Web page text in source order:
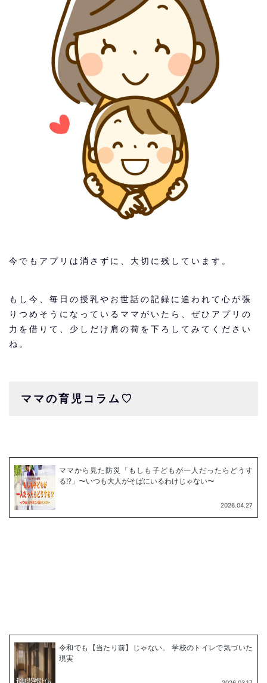
今でもアプリは消さずに、大切に残しています。
もし今、毎日の授乳やお世話の記録に追われて心が張
りつめそうになっているママがいたら、ぜひアプリの
力を借りて、少しだけ肩の荷を下ろしてみてください
ね。
ママの育児コラム♡